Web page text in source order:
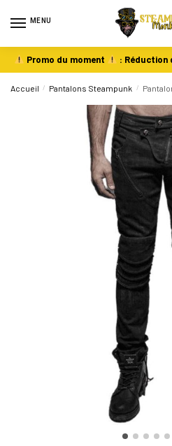
MENU
Promo du moment : Réduction
Accueil / Pantalons Steampunk /